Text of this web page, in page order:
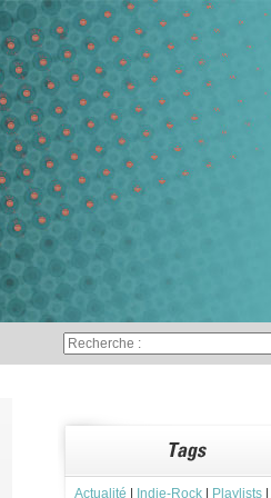
Actualité Indie-Rock Playlists